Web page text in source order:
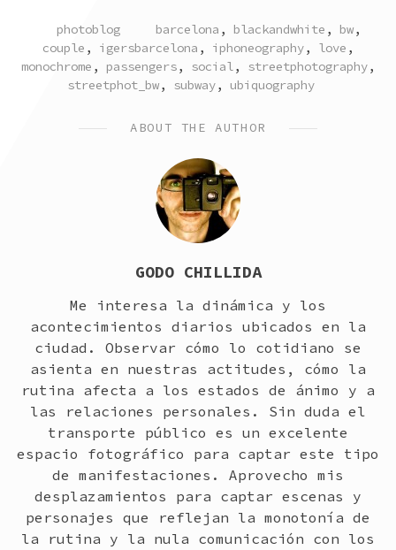
POSTED
IN
photoblog TAGGED
barcelona , blackandwhite , bw,
couple , igersbarcelona , iphoneography, love ,
monochrome , passengers, social, streetphotography,
streetphot_bw, subway, ubiquography
ABOUT THE AUTHOR
GODO CHILLIDA
Me interesa la dinámica y los
acontecimientos diarios ubicados en la
ciudad. Observar cómo lo cotidiano se
asienta en nuestras actitudes, cómo la
rutina afecta a los estados de ánimo y a
las relaciones personales. Sin duda el
transporte público es un excelente
espacio fotográfico para captar este tipo
de manifestaciones. Aprovecho mis
desplazamientos para captar escenas y
personajes que reflejan la monotonía de
la rutina y la nula comunicación con los